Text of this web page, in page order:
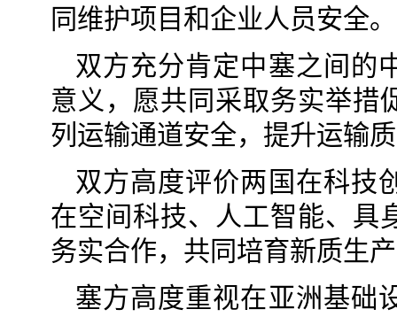
同维护项目和企业人员安全。
双方充分肯定中塞之间的
意义，愿共同采取务实举措
列运输通道安全，提升运输
双方高度评价两国在科技
在空间科技、人工智能、具
务实合作，共同培育新质生
塞方高度重视在亚洲基础